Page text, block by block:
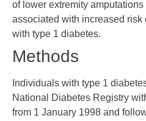
of lower extremity
associated with increased
with type 1 diabetes.
Methods
Individuals with type 1
National Diabetes Registry
from 1 January 1998 and